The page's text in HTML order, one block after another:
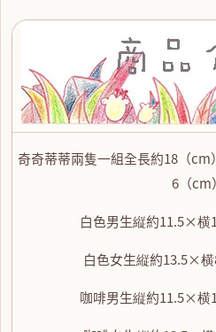
奇奇蒂蒂兩隻一組全長約18（
6（cm）
白色男生縦約11.5×横
白色女生縦約13.5×
咖啡男生縦約11.5×横